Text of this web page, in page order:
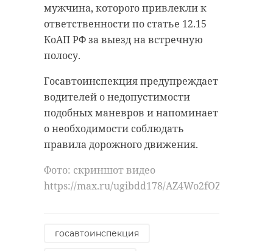
мужчина, которого привлекли к
ответственности по статье 12.15
КоАП РФ за выезд на встречную
полосу.
Госавтоинспекция предупреждает
водителей о недопустимости
подобных маневров и напоминает
о необходимости соблюдать
правила дорожного движения.
Фото: скриншот видео
https://max.ru/ugibdd178/AZ4Wo2fOZq4
госавтоинспекция